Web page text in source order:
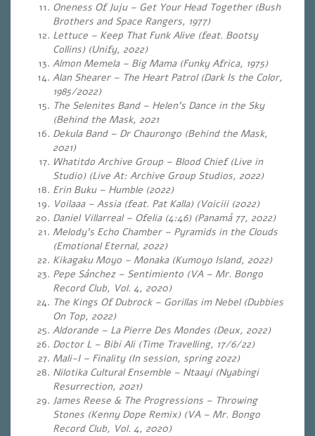
Oneness Of Juju – Get Your Head Together (Bush
Brothers and Space Rangers, 1977)
Lettuce – Keep That Funk Alive (feat. Bootsy
Collins) (Unify, 2022)
Almon Memela – Big Mama (Funky Africa, 1975)
Alan Shearer – The Heart Patrol (Dark Is the Color,
1985/2022)
The Selenites Band – Helen’s Dance in the Sky
(Behind the Mask, 2021
Dekula Band – Dr Chaurongo (Behind the Mask,
2021)
Whatitdo Archive Group – Blood Chief (Live in
Studio) (Live At: Archive Group Studios, 2022)
Erin Buku – Humble (2022)
Voilaaa – Assia (feat. Pat Kalla) (Voiciii (2022)
Daniel Villarreal – Ofelia (4:46) (Panamá 77, 2022)
Melody’s Echo Chamber – Pyramids in the Clouds
(Emotional Eternal, 2022)
Kikagaku Moyo – Monaka (Kumoyo Island, 2022)
Pepe Sánchez – Sentimiento (VA – Mr. Bongo
Record Club, Vol. 4, 2020)
The Kings Of Dubrock – Gorillas im Nebel (Dubbies
On Top, 2022)
Aldorande – La Pierre Des Mondes (Deux, 2022)
Doctor L – Bibi Ali (Time Travelling, 17/6/22)
Mali-I – Finality (In session, spring 2022)
Nilotika Cultural Ensemble – Ntaayi (Nyabingi
Resurrection, 2021)
James Reese & The Progressions – Throwing
Stones (Kenny Dope Remix) (VA – Mr. Bongo
Record Club, Vol. 4, 2020)